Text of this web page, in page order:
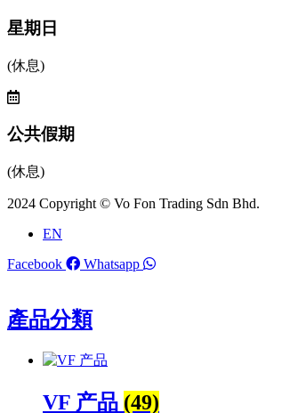
星期日
(休息)
公共假期
(休息)
2024 Copyright © Vo Fon Trading Sdn Bhd.
EN
Facebook
Whatsapp
產品分類
VF 产品 (49)